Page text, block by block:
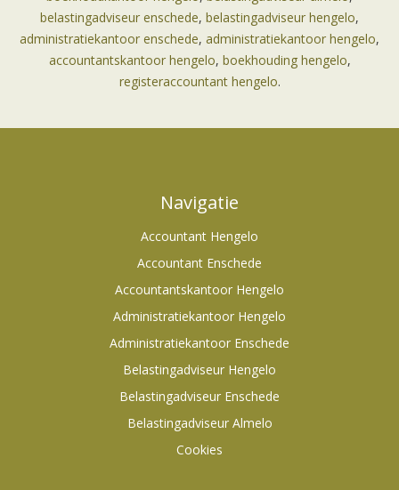
belastingadviseur enschede, belastingadviseur hengelo,
administratiekantoor enschede, administratiekantoor hengelo,
accountantskantoor hengelo, boekhouding hengelo,
registeraccountant hengelo.
Navigatie
Accountant Hengelo
Accountant Enschede
Accountantskantoor Hengelo
Administratiekantoor Hengelo
Administratiekantoor Enschede
Belastingadviseur Hengelo
Belastingadviseur Enschede
Belastingadviseur Almelo
Cookies